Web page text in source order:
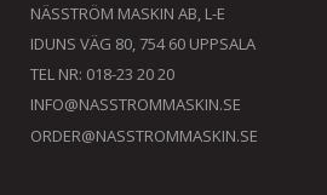
NÄSSTRÖM MASKIN AB, L-E
IDUNS VÄG 80, 754 60 UPPSALA
TEL NR: 018-23 20 20
INFO@NASSTROMMASKIN.SE
ORDER@NASSTROMMASKIN.SE